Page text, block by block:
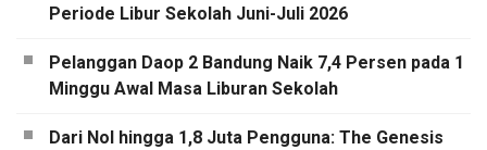
Periode Libur Sekolah Juni-Juli 2026
Pelanggan Daop 2 Bandung Naik 7,4 Persen pada 1
Minggu Awal Masa Liburan Sekolah
Dari Nol hingga 1,8 Juta Pengguna: The Genesis